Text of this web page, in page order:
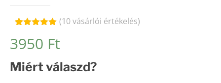
4.90az 5-
ből,
alapján
(10vásárlói értékelés)
3950 Ft
Miért válaszd?